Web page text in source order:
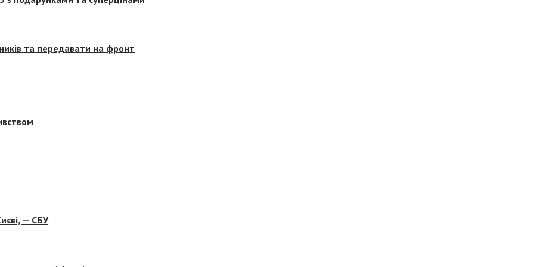
та передавати на фронт
— СБУ